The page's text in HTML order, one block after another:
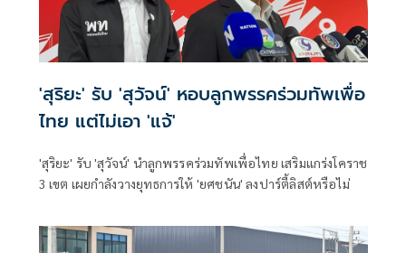
'สุริยะ' รับ 'สุวัจน์' หอบลูกพรรคร่วมทัพเพื่อ
ไทย แต่ไม่เอา 'แจ้'
'สุริยะ' รับ 'สุวัจน์' นำลูกพรรคร่วมทัพเพื่อไทย เสริมแกร่งโคราช
3 เขต เผยกำลังวางยุทธการให้ 'ยศชนัน' ลงปาร์ตี้ลิสต์หรือไม่